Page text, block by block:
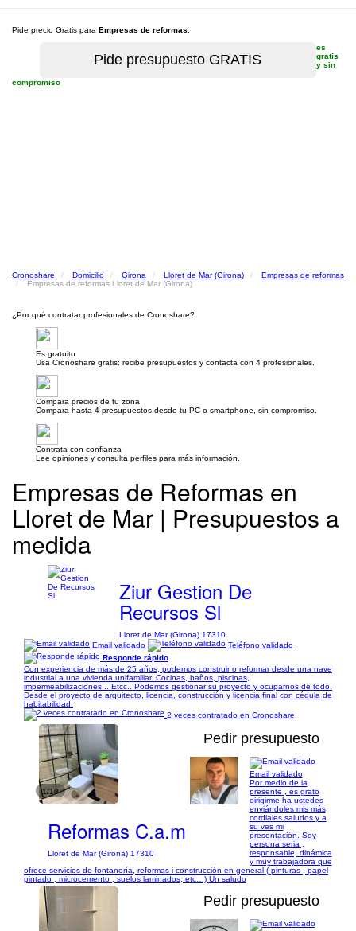
Pide precio Gratis para Empresas de reformas
es
gratis
y sin
compromiso
Cronoshare Domicilio Girona Lloret de Mar (Girona)
Empresas de reformas
Empresas de reformas Lloret de Mar (Girona)
¿Por qué contratar profesionales de Cronoshare?
Es gratuito
Usa Cronoshare gratis: recibe presupuestos y contacta con 4 profesionales.
Compara precios de tu zona
Compara hasta 4 presupuestos desde tu PC o smartphone, sin compromiso.
Contrata con confianza
Lee opiniones y consulta perfiles para más información.
Empresas de Reformas en
Lloret de Mar | Presupuestos a
medida
Ziur Gestion De
Recursos Sl
Lloret de Mar (Girona) 17310
Email validado
Teléfono validado
Responde rápido
Con experiencia de más de 25 años, podemos construir o reformar desde una nave
industrial a una vivienda unifamiliar. Cocinas, baños, piscinas,
impermeabilizaciones... Etcc.. Podemos gestionar su proyecto y ocuparnos de todo.
Desde el proyecto de arquitecto, licencia, construcción y licencia final con cédula de
habitabilidad.
2 veces contratado en Cronoshare
1/10
Pedir presupuesto
Reformas C.a.m
Lloret de Mar (Girona) 17310
Email validado
Por medio de la
presente , es grato
dirigirme ha ustedes
enviándoles mis más
cordiales saludos y a
su ves mi
presentación. Soy
persona seria ,
responsable, dinámica
y muy trabajadora que
ofrece servicios de fontanería, reformas i construcción en general ( pinturas , papel
pintado , microcemento , suelos laminados, etc…) Un saludo
Pedir presupuesto